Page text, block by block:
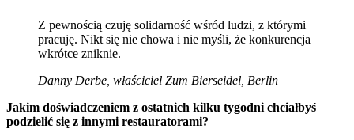
Z pewnością czuję solidarność wśród ludzi, z którymi
pracuję. Nikt się nie chowa i nie myśli, że konkurencja
wkrótce zniknie.
Danny Derbe, właściciel Zum Bierseidel, Berlin
Jakim doświadczeniem z ostatnich kilku tygodni chciałbyś
podzielić się z innymi restauratorami?